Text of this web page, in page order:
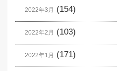
2022年3月 (154)
2022年2月 (103)
2022年1月 (171)